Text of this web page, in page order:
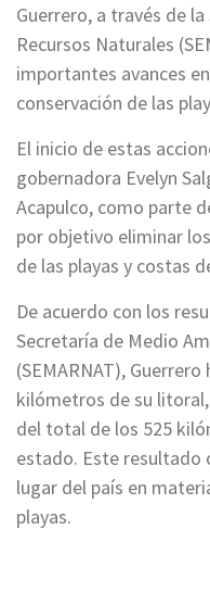
Guerrero, a través de
Recursos Naturales
importantes avances
conservación de las
El inicio de estas
gobernadora Evelyn
Acapulco, como parte
por objetivo eliminar
de las playas y costas
De acuerdo con los
Secretaría de Medio
(SEMARNAT),
kilómetros de su
del total de los 525
estado. Este resultado
lugar del país en
playas.